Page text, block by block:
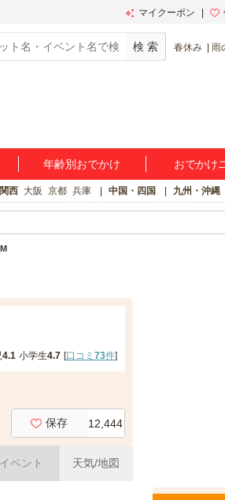
マイクーポン
春休み 雨
年齢別おでかけ おでかけ
関西 大阪 京都 兵庫 中国・四国 九州・沖縄
4.1 小学生4.7 [口コミ 73件]
保存 12,444
イベント 天気/地図